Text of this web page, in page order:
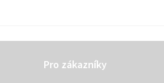
u
Pro zákazníky